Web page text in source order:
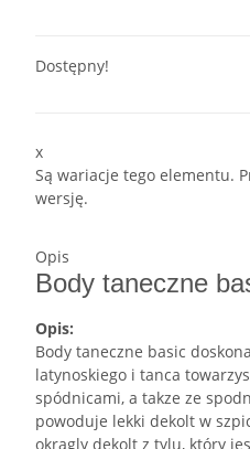
Dostępny!
x
Są wariacje tego elementu.
wersję.
Opis
Body taneczne
Opis:
Body taneczne basic
latynoskiego i tanca
spódnicami, a takze ze
powoduje lekki dekolt w
okragly dekolt z tylu, który